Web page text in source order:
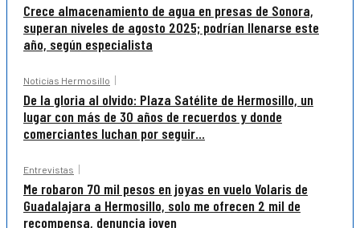
Crece almacenamiento de agua en presas de Sonora,
superan niveles de agosto 2025; podrían llenarse este
año, según especialista
Noticias Hermosillo
De la gloria al olvido: Plaza Satélite de Hermosillo, un
lugar con más de 30 años de recuerdos y donde
comerciantes luchan por seguir...
Entrevistas
Me robaron 70 mil pesos en joyas en vuelo Volaris de
Guadalajara a Hermosillo, solo me ofrecen 2 mil de
recompensa, denuncia joven